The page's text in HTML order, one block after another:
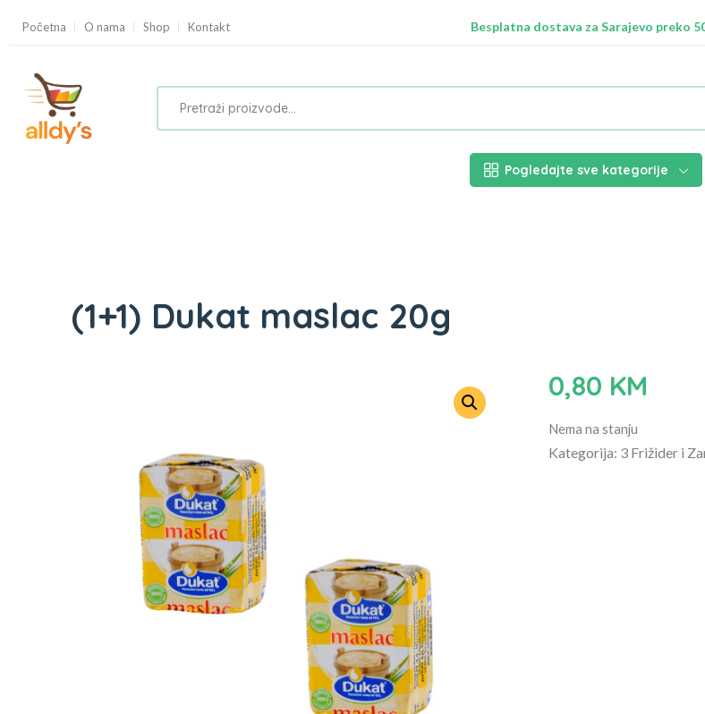
Početna O nama Shop Kontakt
Besplatna dostava za Sarajevo preko
Pogledajte sve kategorije
(1+1) Dukat maslac 20g
0,80 KM
Nema na stanju
Kategorija: 3 Frižider i